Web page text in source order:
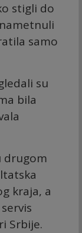
stigli do
samo
su
bila
drugom
kraja, a
Srbije.